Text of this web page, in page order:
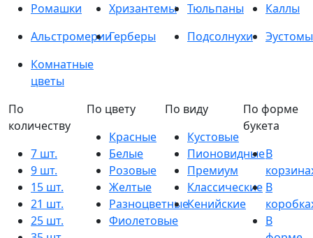
Ромашки
Хризантемы Тюльпаны
Каллы
АльстромерииГерберы Подсолнухи
Эустомы
Комнатные
цветы
По
количеству
7 шт.
9 шт.
15 шт.
21 шт.
25 шт.
По цвету
Красные
Белые
Розовые
Желтые
Разноцветные
Фиолетовые
По виду
Кустовые
Пионовидные
Премиум
Классические
Кенийские
По форме
букета
В
В
В